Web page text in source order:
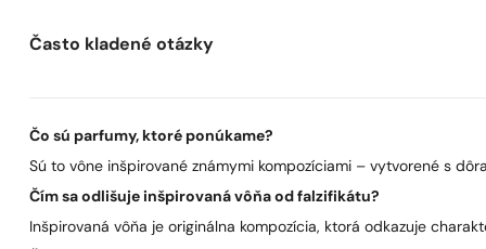
Často kladené otázky
Čo sú parfumy, ktoré ponúkame?
Sú to vône inšpirované známymi kompozíciami – vytvorené s
Čím sa odlišuje inšpirovaná vôňa od falzifikátu?
Inšpirovaná vôňa je originálna kompozícia, ktorá odkazuje